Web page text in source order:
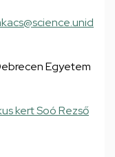
Egyetem
kert Soó Rezső